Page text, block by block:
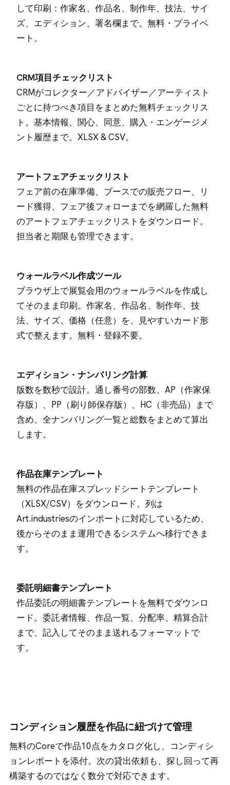
して印刷：作家名、作品名、制作年、技法、サイ
ズ、エディション、署名欄まで。無料・プライベ
ート。
CRM項目チェックリスト
CRMがコレクター／アドバイザー／アーティスト
ごとに持つべき項目をまとめた無料チェックリス
ト。基本情報、関心、同意、購入・エンゲージメ
ント履歴まで。XLSX & CSV。
アートフェアチェックリスト
フェア前の在庫準備、ブースでの販売フロー、リ
ード獲得、フェア後フォローまでを網羅した無料
のアートフェアチェックリストをダウンロード。
担当者と期限も管理できます。
ウォールラベル作成ツール
ブラウザ上で展覧会用のウォールラベルを作成し
てそのまま印刷。作家名、作品名、制作年、技
法、サイズ、価格（任意）を、見やすいカード形
式で整えます。無料・登録不要。
エディション・ナンバリング計算
版数を数秒で設計。通し番号の部数、AP（作家保
存版）、PP（刷り師保存版）、HC（非売品）まで
含め、全ナンバリング一覧と総数をまとめて算出
します。
作品在庫テンプレート
無料の作品在庫スプレッドシートテンプレート
（XLSX/CSV）をダウンロード。列は
Art.industriesのインポートに対応しているため、
後からそのまま運用できるシステムへ移行できま
す。
委託明細書テンプレート
作品委託の明細書テンプレートを無料でダウンロ
ード。委託者情報、作品一覧、分配率、精算合計
まで、記入してそのまま送れるフォーマットで
す。
コンディション履歴を作品に紐づけて管理
無料のCoreで作品10点をカタログ化し、コンディシ
ョンレポートを添付。次の貸出依頼も、探し回って再
構築するのではなく数分で対応できます。